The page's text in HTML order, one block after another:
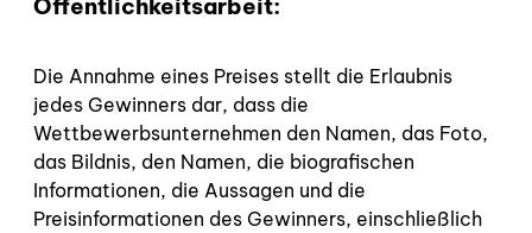
Öffentlichkeitsarbeit:
Die Annahme eines Preises stellt die Erlaubnis
jedes Gewinners dar, dass die
Wettbewerbsunternehmen den Namen, das Foto,
das Bildnis, den Namen, die biografischen
Informationen, die Aussagen und die
Preisinformationen des Gewinners, einschließlich